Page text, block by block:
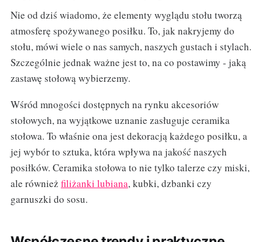
Nie od dziś wiadomo, że elementy wyglądu stołu tworzą
atmosferę spożywanego posiłku. To, jak nakryjemy do
stołu, mówi wiele o nas samych, naszych gustach i stylach.
Szczególnie jednak ważne jest to, na co postawimy - jaką
zastawę stołową wybierzemy.
Wśród mnogości dostępnych na rynku akcesoriów
stołowych, na wyjątkowe uznanie zasługuje ceramika
stołowa. To właśnie ona jest dekoracją każdego posiłku, a
jej wybór to sztuka, która wpływa na jakość naszych
posiłków. Ceramika stołowa to nie tylko talerze czy miski,
ale również filiżanki lubiana, kubki, dzbanki czy
garnuszki do sosu.